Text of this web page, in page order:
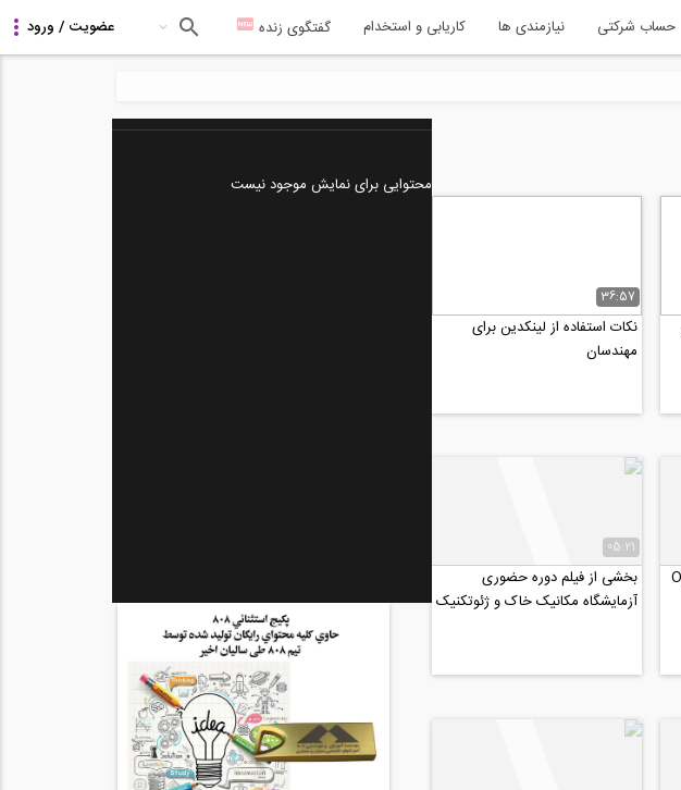
حساب شرکتی نیازمندی ها کاریابی و استخدام گفتگوی زنده
36:57
نکات استفاده از لینکدین برای
مهندسان
05:21
بخشی از فیلم دوره حضوری
آزمایشگاه مکانیک خاک و ژئوتکنیک
محتوایی برای نمایش موجود نیست